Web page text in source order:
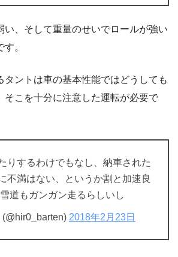
い、そして重量のせいでロールが強い
。
タントは車の基本性能ではどうしても
そこを十分に注意した運転が必要で
りするわけでもなし、納車された
不満はない、というか割と加速良
道もガンガン走るらしいし
2018年2月23日